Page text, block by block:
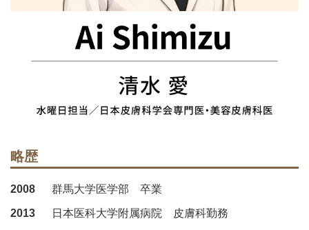
略歴
2008 群馬大学医学部 卒業
2013 日本医科大学附属病院 皮膚科勤務